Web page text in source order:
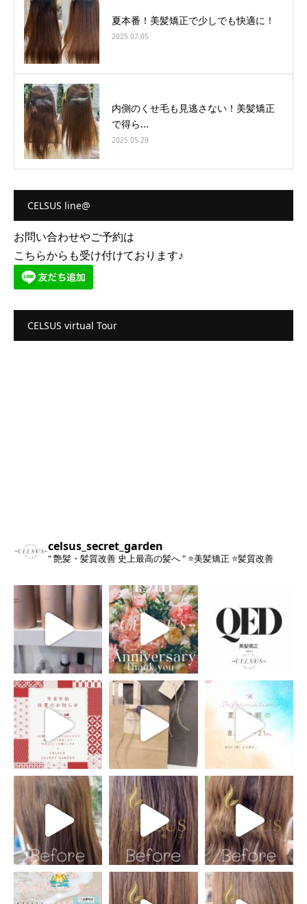
夏本番！美髪矯正で少しでも快適に！
2025.07.05
内側のくせ毛も見逃さない！美髪矯正
で得ら...
2025.05.29
CELSUS line@
お問い合わせやご予約は
こちらからも受け付けております♪
CELSUS virtual Tour
celsus_secret_garden
" 艶髪・髪質改善 史上最高の髪へ " ⭐️美髪矯正 ⭐️髪質改善